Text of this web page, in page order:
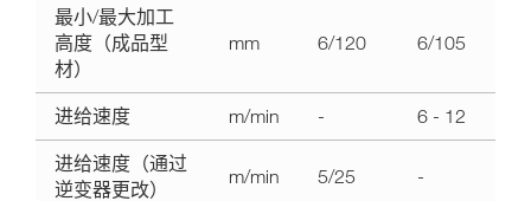
机
贯
最小/最大加工
高度（成品型
材）
mm 6/120 6/105
进给速度 m/min - 6 - 12
进给速度（通过
逆变器更改）
m/min 5/25 -